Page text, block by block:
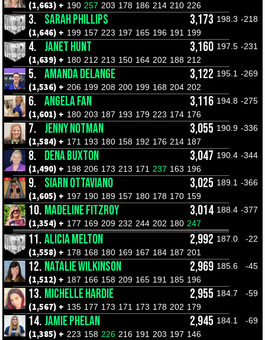
(1,663) + 190 257 203 178 186 214 210 226
3. SARAH PHILLIPS 3,173 198.3 -218
(1,646) + 199 157 223 197 165 196 191 199
4. JANET HUNT 3,160 197.5 -231
(1,639) + 180 212 213 150 164 202 188 212
5. AMANDA DELANGE 3,122 195.1 -269
(1,536) + 206 199 208 200 199 168 204 202
6. ANGELA FAN 3,116 194.8 -275
(1,601) + 180 203 187 193 179 223 174 176
7. JENNY NOTMAN 3,055 190.9 -336
(1,584) + 171 193 180 158 192 176 214 187
8. DENA BUXTON 3,047 190.4 -344
(1,490) + 198 206 173 213 171 237 163 196
9. SIARN OTTAVIANO 3,025 189.1 -366
(1,605) + 197 190 189 157 180 178 170 159
10. MADELINE FITZROY 3,014 188.4 -377
(1,354) + 177 169 209 232 244 202 180 247
11.ALICIA MELTON 2,992 187.0 -22
(1,558) + 178 168 180 169 167 184 187 201
12. NATALIE WILKINSON 2,969 185.6 -45
(1,512) + 187 166 158 209 165 191 185 196
13. MICHELLE HARDIE 2,955 184.7 -59
(1,567) + 135 177 173 171 173 178 202 179
14. JAMIE PHELAN 2,945 184.1 -69
(1,385) + 223 158 226 216 191 203 197 146